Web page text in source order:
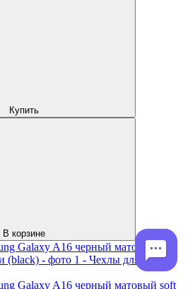
Купить
В корзине